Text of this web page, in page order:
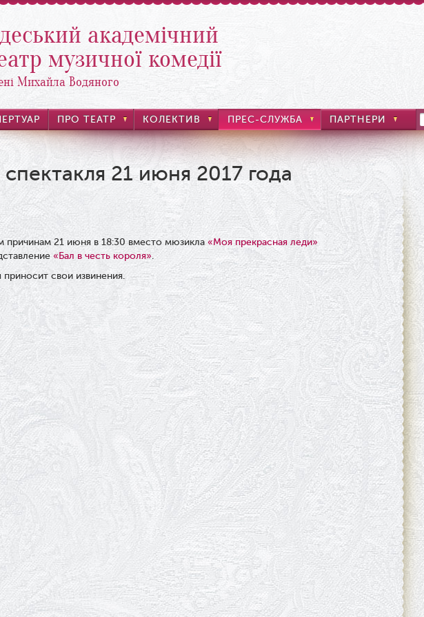
академічний
музичної комедії
Михайла Водяного
ПРО ТЕАТР КОЛЕКТИВ ПРЕС-СЛУЖБА ПАРТНЕРИ
21 июня 2017 года
причинам 21 июня в 18:30 вместо мюзикла«Моя прекрасная леди»
«Бал в честь короля».
свои извинения.